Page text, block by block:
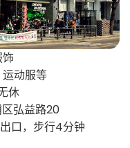
饰
动服等
休
弘益路20
口，步行4分钟